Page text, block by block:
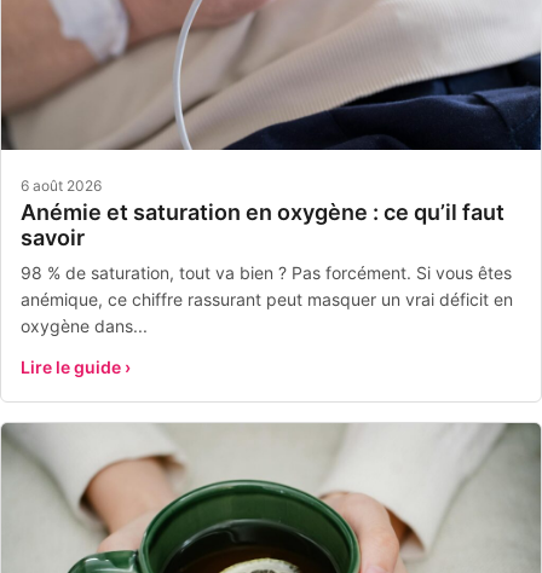
6 août 2026
Anémie et saturation en oxygène : ce qu’il faut
savoir
98 % de saturation, tout va bien ? Pas forcément. Si vous êtes
anémique, ce chiffre rassurant peut masquer un vrai déficit en
oxygène dans...
Lire le guide ›